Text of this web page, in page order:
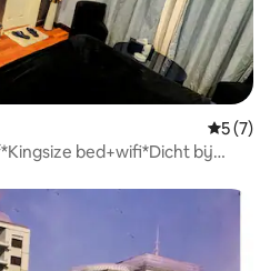
5 (7)
bed+wifi*Dicht bij